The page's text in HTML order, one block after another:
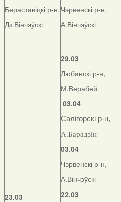
Бераставіцкі р-н,
Дз.Вінчэўскі
Чэрвенскі р-н,
А.Вінчэўскі
29.03
Любанскі р-н,
М.Верабей
03.04
Салігорскі р-н,
А.Барадзін
03.04
Чэрвенскі р-н,
А.Вінчэўскі
23.03
22.03